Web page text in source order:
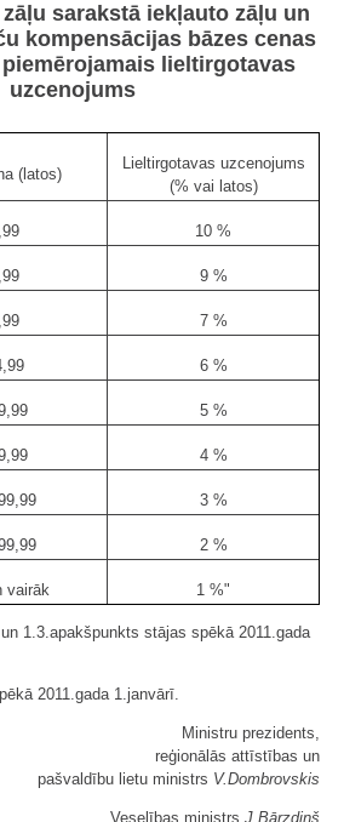
sarakstā iekļauto zāļu un
kompensācijas bāzes cenas
lieltirgotavas
uzcenojums
(latos)
Lieltirgotavas uzcenojums
(% vai latos)
10 %
9 %
7 %
6 %
5 %
4 %
3 %
2 %
vairāk 1 %"
1.3.apakšpunkts stājas spēkā 2011.gada
2011.gada 1.janvārī.
Ministru prezidents,
reģionālās attīstības un
pašvaldību lietu ministrs V.Dombrovskis
Veselības ministrs J.Bārzdiņš